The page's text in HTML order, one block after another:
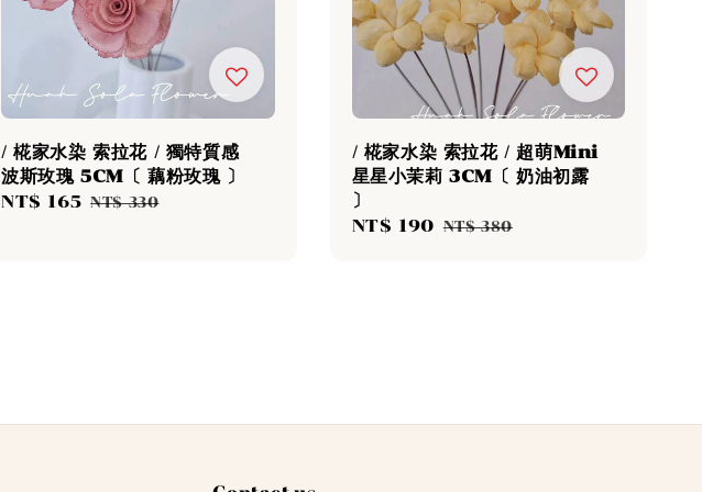
/ 椛家水染 索拉花 / 獨特質感
波斯玫瑰 5CM〔 藕粉玫瑰 〕
Sale
NT$ 165 Regular
NT$ 330
/ 椛家水染 索拉花 / 超萌Mini
星星小茉莉 3CM〔 奶油初露
〕
Sale
NT$ 190 Regular
NT$ 380